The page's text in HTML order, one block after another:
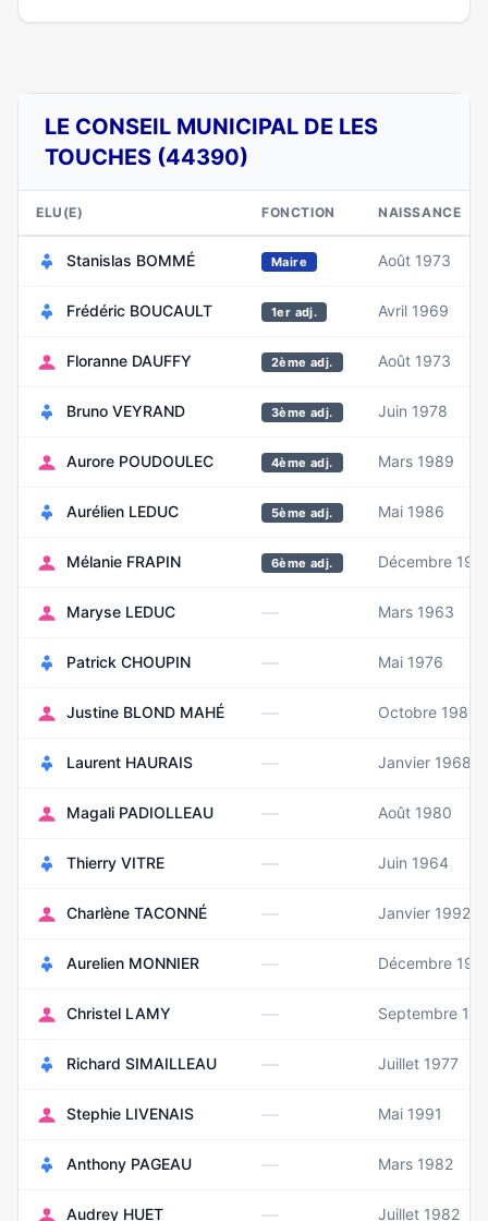
LE CONSEIL MUNICIPAL DE LES
TOUCHES (44390)
ELU(E) FONCTION NAISSANCE
Stanislas BOMMÉ Maire Août 1973
Frédéric BOUCAULT 1er adj. Avril 1969
Floranne DAUFFY 2ème adj. Août 1973
Bruno VEYRAND 3ème adj. Juin 1978
Aurore POUDOULEC 4ème adj. Mars 1989
Aurélien LEDUC 5ème adj. Mai 1986
Mélanie FRAPIN 6ème adj. Décembre
Maryse LEDUC — Mars 1963
Patrick CHOUPIN — Mai 1976
Justine BLOND MAHÉ — Octobre 1987
Laurent HAURAIS — Janvier 1968
Magali PADIOLLEAU — Août 1980
Thierry VITRE — Juin 1964
Charlène TACONNÉ — Janvier 1992
Aurelien MONNIER — Décembre
Christel LAMY — Septembre
Richard SIMAILLEAU — Juillet 1977
Stephie LIVENAIS — Mai 1991
Anthony PAGEAU — Mars 1982
Audrey HUET — Juillet 1982